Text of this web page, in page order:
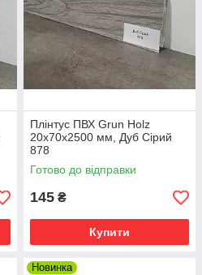
Плінтус ПВХ Grun Holz
20x70x2500 мм, Дуб Сірий
878
Готово до відправки
145 ₴
Купити
Новинка